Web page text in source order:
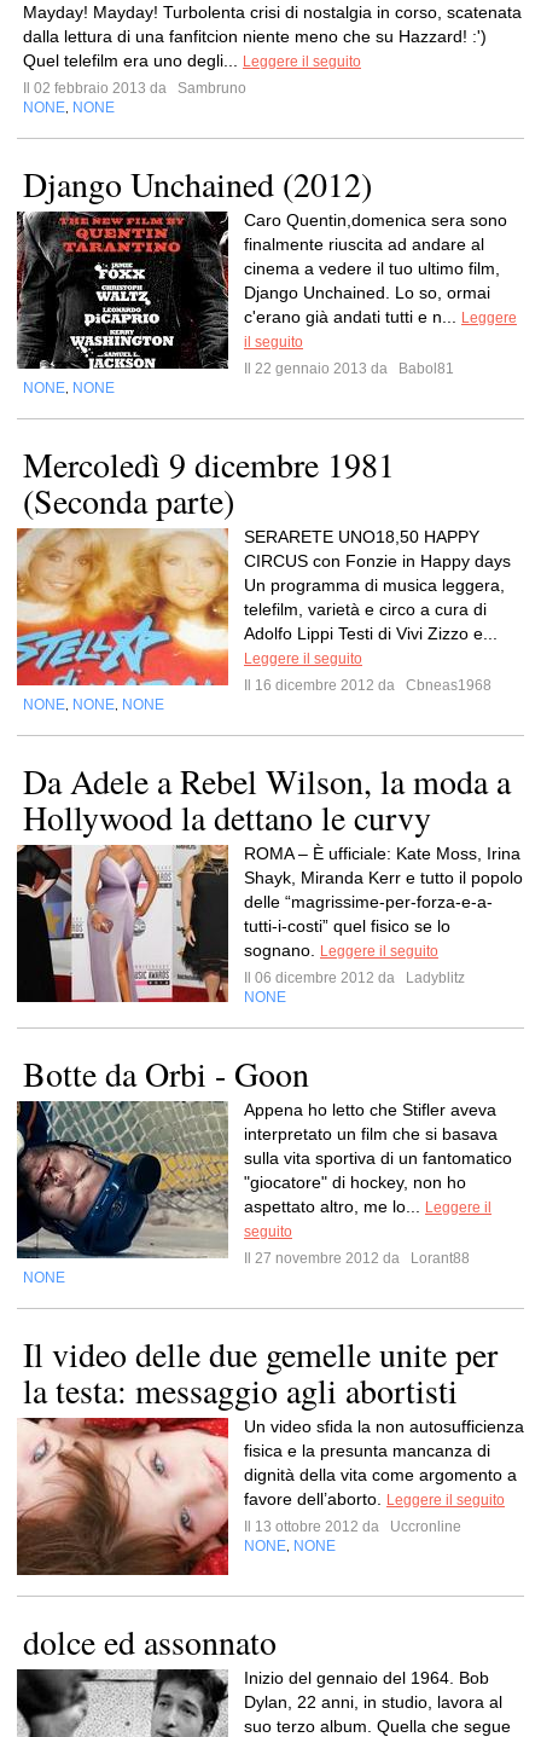
Mayday! Mayday! Turbolenta crisi di nostalgia in corso, scatenata
dalla lettura di una fanfitcion niente meno che su Hazzard! :')
Quel telefilm era uno degli...
Leggere il seguito
Il 02 febbraio 2013 da
Sambruno
NONE NONE
Django Unchained (2012)
Caro Quentin,domenica sera sono
finalmente riuscita ad andare al
cinema a vedere il tuo ultimo film,
Django Unchained. Lo so, ormai
c'erano già andati tutti e n...
Leggere
il seguito
Il 22 gennaio 2013 da
Babol81
NONE NONE
Mercoledì 9 dicembre 1981
(Seconda parte)
SERARETE UNO18,50 HAPPY
CIRCUS con Fonzie in Happy days
Un programma di musica leggera,
telefilm, varietà e circo a cura di
Adolfo Lippi Testi di Vivi Zizzo e...
Leggere il seguito
Il 16 dicembre 2012 da
Cbneas1968
NONE NONE NONE
Da Adele a Rebel Wilson, la moda a
Hollywood la dettano le curvy
ROMA – È ufficiale: Kate Moss, Irina
Shayk, Miranda Kerr e tutto il popolo
delle “magrissime-per-forza-e-a-
tutti-i-costi” quel fisico se lo
sognano.
Leggere il seguito
Il 06 dicembre 2012 da
Ladyblitz
NONE
Botte da Orbi - Goon
Appena ho letto che Stifler aveva
interpretato un film che si basava
sulla vita sportiva di un fantomatico
"giocatore" di hockey, non ho
aspettato altro, me lo...
Leggere il
seguito
Il 27 novembre 2012 da
Lorant88
NONE
Il video delle due gemelle unite per
la testa: messaggio agli abortisti
Un video sfida la non autosufficienza
fisica e la presunta mancanza di
dignità della vita come argomento a
favore dell’aborto.
Leggere il seguito
Il 13 ottobre 2012 da
Uccronline
NONE NONE
dolce ed assonnato
Inizio del gennaio del 1964. Bob
Dylan, 22 anni, in studio, lavora al
suo terzo album. Quella che segue